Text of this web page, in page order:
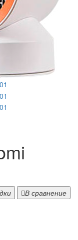
В сравнение